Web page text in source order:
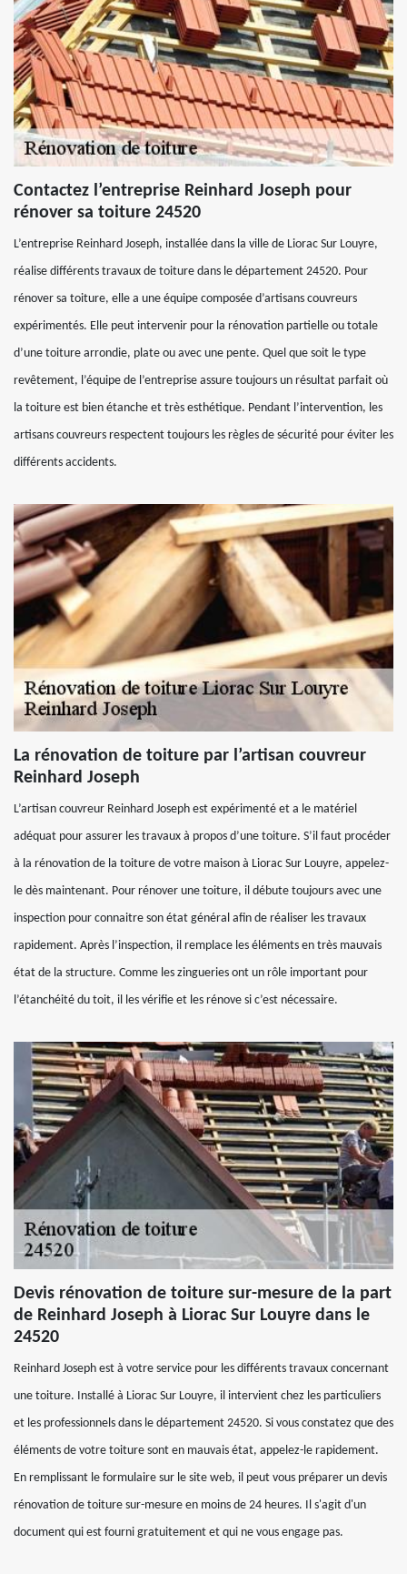
Contactez l’entreprise Reinhard Joseph pour
rénover sa toiture 24520
L’entreprise Reinhard Joseph, installée dans la ville de Liorac Sur Louyre,
réalise différents travaux de toiture dans le département 24520. Pour
rénover sa toiture, elle a une équipe composée d’artisans couvreurs
expérimentés. Elle peut intervenir pour la rénovation partielle ou totale
d’une toiture arrondie, plate ou avec une pente. Quel que soit le type
revêtement, l’équipe de l’entreprise assure toujours un résultat parfait où
la toiture est bien étanche et très esthétique. Pendant l’intervention, les
artisans couvreurs respectent toujours les règles de sécurité pour éviter les
différents accidents.
La rénovation de toiture par l’artisan couvreur
Reinhard Joseph
L’artisan couvreur Reinhard Joseph est expérimenté et a le matériel
adéquat pour assurer les travaux à propos d’une toiture. S’il faut procéder
à la rénovation de la toiture de votre maison à Liorac Sur Louyre, appelez-
le dès maintenant. Pour rénover une toiture, il débute toujours avec une
inspection pour connaitre son état général afin de réaliser les travaux
rapidement. Après l’inspection, il remplace les éléments en très mauvais
état de la structure. Comme les zingueries ont un rôle important pour
l’étanchéité du toit, il les vérifie et les rénove si c’est nécessaire.
Devis rénovation de toiture sur-mesure de la part
de Reinhard Joseph à Liorac Sur Louyre dans le
24520
Reinhard Joseph est à votre service pour les différents travaux concernant
une toiture. Installé à Liorac Sur Louyre, il intervient chez les particuliers
et les professionnels dans le département 24520. Si vous constatez que des
éléments de votre toiture sont en mauvais état, appelez-le rapidement.
En remplissant le formulaire sur le site web, il peut vous préparer un devis
rénovation de toiture sur-mesure en moins de 24 heures. Il s'agit d'un
document qui est fourni gratuitement et qui ne vous engage pas.